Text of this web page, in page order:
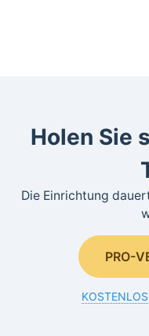
Holen Sie
Die Einrichtung
PRO-